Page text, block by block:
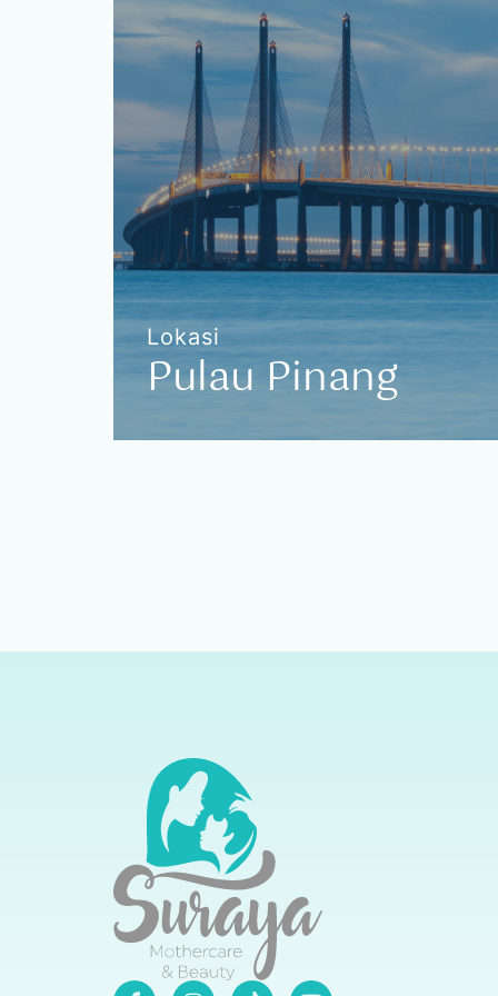
Tiada Kos Tambahan
Seremban
Kos Tambahan Pengangkutan
Nilai
Lokasi
Pulau Pinang
Perkhidmatan Merangkumi Kesemua
Kawasan
Kecuali
Kos Tambahan
Pulau Area